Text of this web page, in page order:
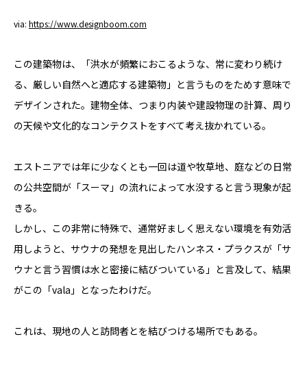
via: https://www.designboom.com
この建築物は、「洪水が頻繁におこるような、常に変わり続け
る、厳しい自然へと適応する建築物」と言うものをためす意味で
デザインされた。建物全体、つまり内装や建設物理の計算、周り
の天候や文化的なコンテクストをすべて考え抜かれている。
エストニアでは年に少なくとも一回は道や牧草地、庭などの日常
の公共空間が「スーマ」の流れによって水没すると言う現象が起
きる。
しかし、この非常に特殊で、通常好ましく思えない環境を有効活
用しようと、サウナの発想を見出したハンネス・プラクスが「サ
ウナと言う習慣は水と密接に結びついている」と言及して、結果
がこの「vala」となったわけだ。
これは、現地の人と訪問者とを結びつける場所でもある。